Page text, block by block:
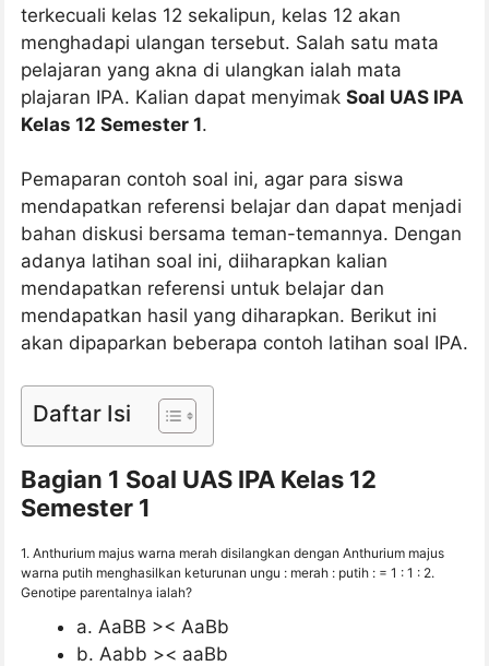
terkecuali kelas 12 sekalipun, kelas 12 akan
menghadapi ulangan tersebut. Salah satu mata
pelajaran yang akna di ulangkan ialah mata
plajaran IPA. Kalian dapat menyimak Soal UAS IPA
Kelas 12 Semester 1.
Pemaparan contoh soal ini, agar para siswa
mendapatkan referensi belajar dan dapat menjadi
bahan diskusi bersama teman-temannya. Dengan
adanya latihan soal ini, diiharapkan kalian
mendapatkan referensi untuk belajar dan
mendapatkan hasil yang diharapkan. Berikut ini
akan dipaparkan beberapa contoh latihan soal IPA.
Daftar Isi
Bagian 1 Soal UAS IPA Kelas 12
Semester 1
1. Anthurium majus warna merah disilangkan dengan Anthurium majus
warna putih menghasilkan keturunan ungu : merah : putih : = 1 : 1 : 2.
Genotipe parentalnya ialah?
a. AaBB >< AaBb
b. Aabb >< aaBb